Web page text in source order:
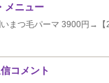
メニュー
まつ毛パーマ 3900円→【
コメント